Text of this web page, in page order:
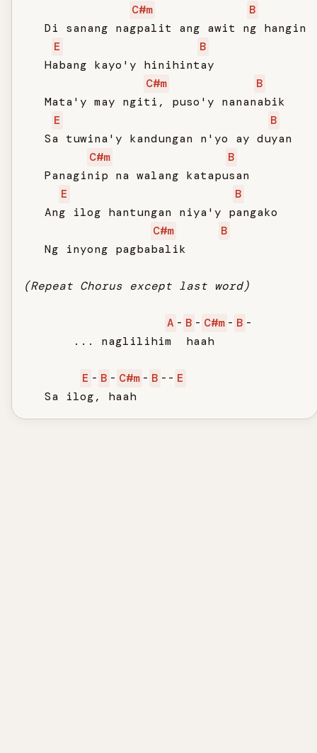
C#m
B
   Di sanang nagpalit ang awit ng hangin
E
B
   Habang kayo'y hinihintay
C#m
B
   Mata'y may ngiti, puso'y nananabik
E
B
   Sa tuwina'y kandungan n'yo ay duyan
C#m
B
   Panaginip na walang katapusan
E
B
   Ang ilog hantungan niya'y pangako
C#m
B
   Ng inyong pagbabalik
(Repeat Chorus except last word)
A - B - C#m - B -
       ... naglilihim  haah
E - B - C#m - B -- E
   Sa ilog, haah